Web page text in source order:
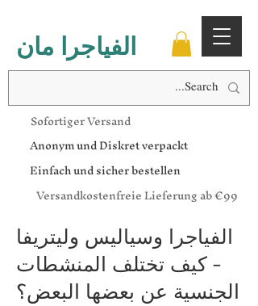
الفياجرا مان
Sofortiger Versand
Anonym und Diskret verpackt
Einfach und sicher bestellen
Versandkostenfreie Lieferung ab €99
الفياجرا وسياليس وليتريفا
- كيف تختلف المنشطات
الجنسية عن بعضها البعض؟